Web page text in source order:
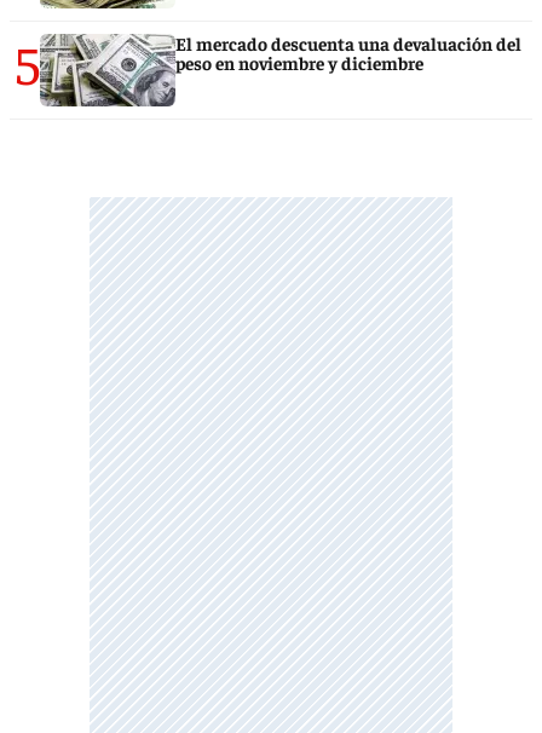
5
El mercado descuenta una devaluación del
peso en noviembre y diciembre